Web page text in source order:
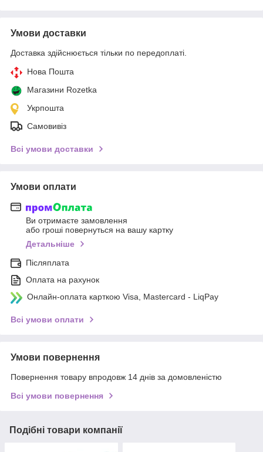
Умови доставки
Доставка здійснюється тільки по передоплаті.
Нова Пошта
Магазини Rozetka
Укрпошта
Самовивіз
Всі умови доставки
Умови оплати
Ви отримаєте замовлення
або гроші повернуться на вашу картку
Детальніше
Післяплата
Оплата на рахунок
Онлайн-оплата карткою Visa, Mastercard - LiqPay
Всі умови оплати
Умови повернення
Повернення товару впродовж 14 днів за домовленістю
Всі умови повернення
Подібні товари компанії